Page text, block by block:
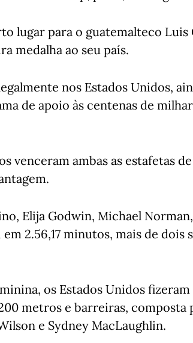
lugar para o guatemalteco
medalha ao seu país.
nos Estados Unidos,
de apoio às centenas de
venceram ambas as estafetas
Elija Godwin, Michael
2.56,17 minutos, mais de dois
os Estados Unidos
metros e barreiras, composta
e Sydney MacLaughlin.